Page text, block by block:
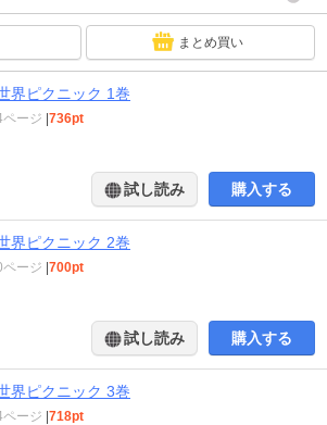
まとめ買い
界ピクニック 1巻
ページ |736pt
試し読み 購入する
界ピクニック 2巻
ページ |700pt
試し読み 購入する
界ピクニック 3巻
ページ |718pt